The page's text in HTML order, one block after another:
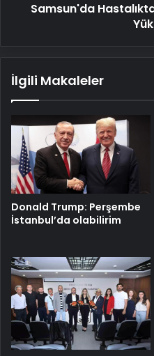
Samsun'da
İlgili Makaleler
Donald Trump: Perşembe
İstanbul’da olabilirim